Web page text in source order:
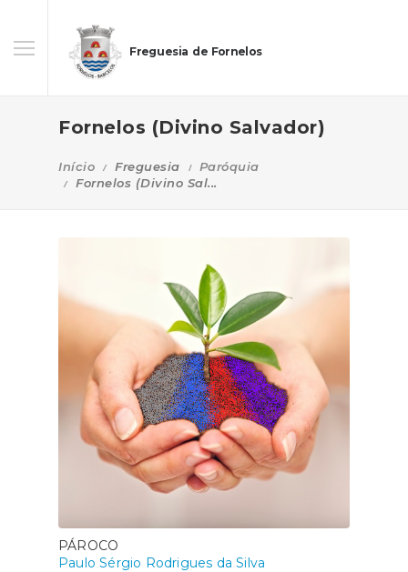
Freguesia de Fornelos
Fornelos (Divino Salvador)
Início Freguesia
Paróquia
Fornelos (Divino Sal...
PÁROCO
Paulo Sérgio Rodrigues da Silva